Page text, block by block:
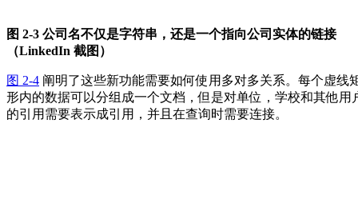
图 2-3 公司名不仅是字符串，还是一个指向公司实体的链接
（LinkedIn 截图）
图 2-4 阐明了这些新功能需要如何使用多对多关系。每个虚线
形内的数据可以分组成一个文档，但是对单位，学校和其他用
的引用需要表示成引用，并且在查询时需要连接。